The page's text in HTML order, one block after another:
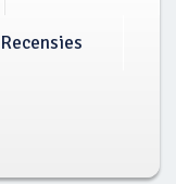
Recensies